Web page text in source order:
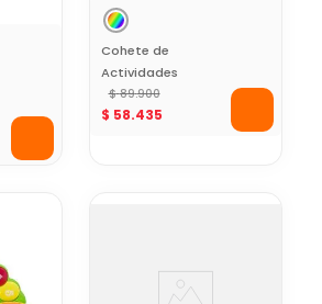
Cohete de
Actividades
Espaciales Baby
Mine
$ 89.900
$ 58.435